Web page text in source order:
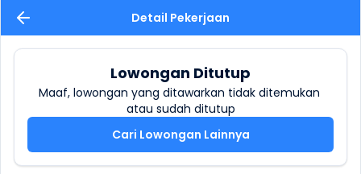
Detail Pekerjaan
Lowongan Ditutup
Maaf, lowongan yang ditawarkan tidak ditemukan
atau sudah ditutup
Cari Lowongan Lainnya